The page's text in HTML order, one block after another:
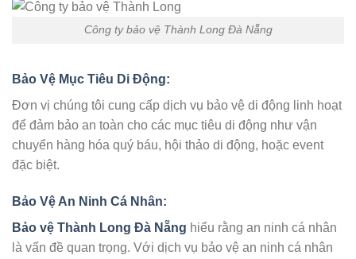
Công ty bảo vệ Thành Long Đà Nẵng
Bảo Vệ Mục Tiêu Di Động:
Đơn vị chúng tôi cung cấp dịch vụ bảo vệ di động linh hoạt
để đảm bảo an toàn cho các mục tiêu di động như vận
chuyển hàng hóa quý báu, hội thảo di động, hoặc event
đặc biệt.
Bảo Vệ An Ninh Cá Nhân:
Bảo vệ Thành Long Đà Nẵng hiểu rằng an ninh cá nhân
là vấn đề quan trọng. Với dịch vụ bảo vệ an ninh cá nhân